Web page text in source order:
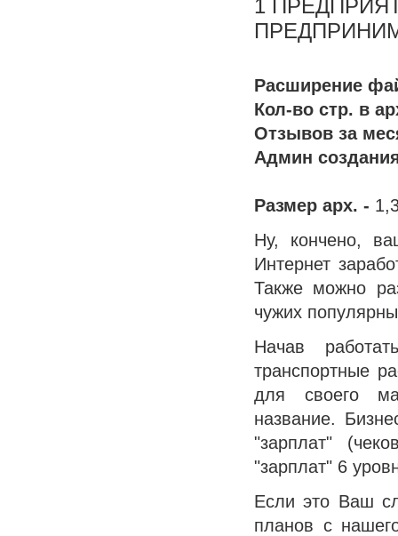
1
Расширение
Кол-во стр. в
Отзывов за
Админ
Размер арх. -
Ну, кончено,
Интернет
Также можно
чужих
Начав
транспортные
для своего
название.
"зарплат"
"зарплат" 6
Если это Ваш
планов с